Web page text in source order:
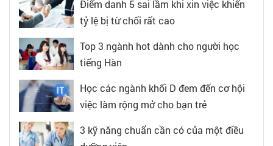
Điểm danh 5 sai lầm khi xin việc khiến
tỷ lệ bị từ chối rất cao
Top 3 ngành hot dành cho người học
tiếng Hàn
Học các ngành khối D đem đến cơ hội
việc làm rộng mở cho bạn trẻ
3 kỹ năng chuẩn cần có của một điều